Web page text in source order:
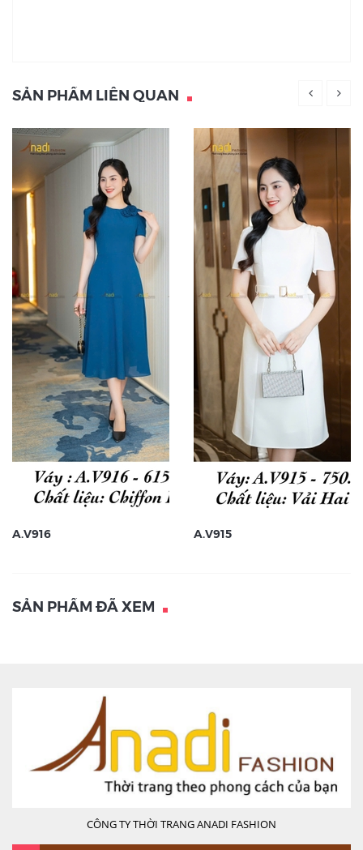
SẢN PHẨM LIÊN QUAN
A.V916 A.V915
SẢN PHẨM ĐÃ XEM
CÔNG TY THỜI TRANG ANADI FASHION